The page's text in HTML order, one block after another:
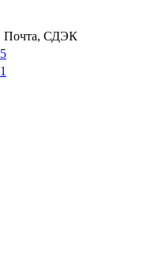
Почта, СДЭК